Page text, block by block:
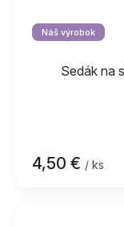
Náš výrobok
Sedák na
4,50 € / ks